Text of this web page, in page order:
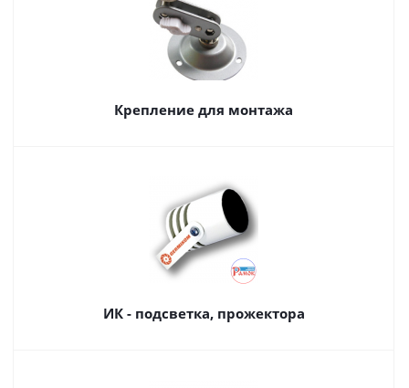
Крепление для монтажа
ИК - подсветка, прожектора